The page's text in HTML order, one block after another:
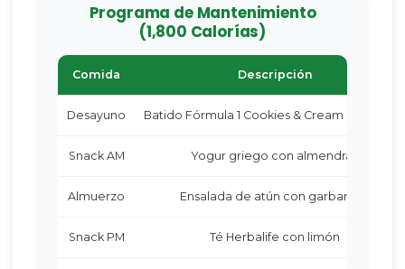
Programa de Mantenimiento
(1,800 Calorías)
Comida Descripción
Desayuno Batido Fórmula 1 Cookies & Cream con fresas
Snack AM Yogur griego con almendras
Almuerzo Ensalada de atún con garbanzos
Snack PM Té Herbalife con limón